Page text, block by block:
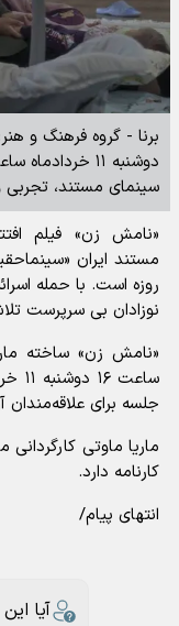
برنا - گروه فرهنگ و
سینمای مستند، تجربی
«نامش زن» فیلم
مستند ایران
روزه است. با حمله
نوزادان بی سرپرست
«نامش زن» ساخته
جلسه برای علاقه‌مندان
ماریا ماوتی
کارنامه دارد.
انتهای پیام/
آیا